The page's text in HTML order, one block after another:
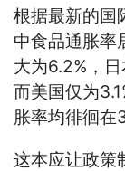
根据最新的国
中食品通胀率
大为6.2%，日
而美国仅为
胀率均徘徊在
这本应让政策